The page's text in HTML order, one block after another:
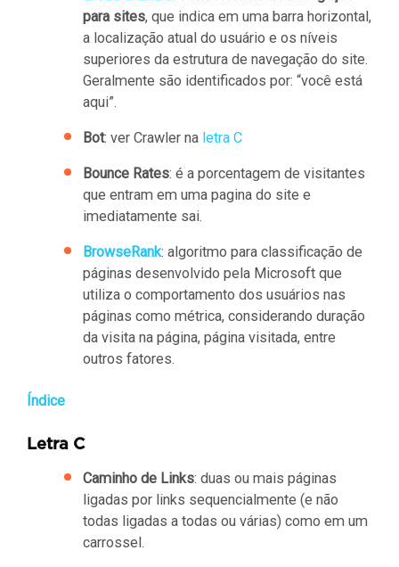
para sites, que indica em uma barra horizontal,
a localização atual do usuário e os níveis
superiores da estrutura de navegação do site.
Geralmente são identificados por: “você está
aqui”.
Bot: ver Crawler na letra C
Bounce Rates: é a porcentagem de visitantes
que entram em uma pagina do site e
imediatamente sai.
BrowseRank: algoritmo para classificação de
páginas desenvolvido pela Microsoft que
utiliza o comportamento dos usuários nas
páginas como métrica, considerando duração
da visita na página, página visitada, entre
outros fatores.
Índice
Letra C
Caminho de Links: duas ou mais páginas
ligadas por links sequencialmente (e não
todas ligadas a todas ou várias) como em um
carrossel.